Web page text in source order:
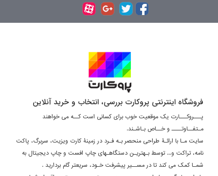
فروشگاه اینترنتی پروکارت بررسی، انتخاب و خرید آنلاین
پـــروکـــارت یک موقعیت خوب برای کسانی است کــه می خواهند
مـتفــاوتــــ و خــاص بـاشـند.
سایت مـا با ارائـۀ طراحی منحصر بـه فـرد در زمینۀ کارت ویزیت، سربرگ، پاکت
نامه، تراکت و... توسط بـهتریـن دستگاهـهای چاپ افست و چاپ دیجیتال به
شمـا کمک می کند تا در مســیر پیشرفت خـود، سریعتر گام بردارید .